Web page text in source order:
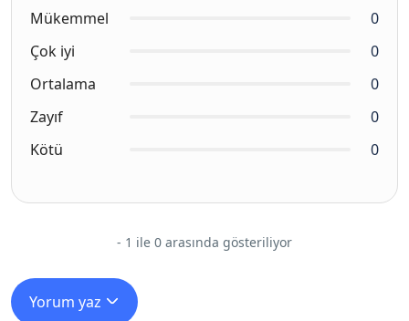
Mükemmel
0
Çok iyi
0
Ortalama
0
Zayıf
0
Kötü
0
- 1 ile 0 arasında gösteriliyor
Yorum yaz